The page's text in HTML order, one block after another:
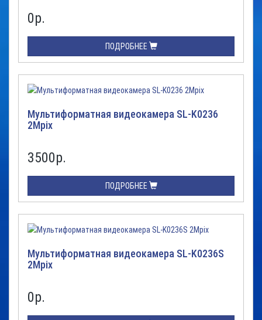
0р.
ПОДРОБНЕЕ
Мультиформатная видеокамера SL-K0236
2Mpix
3500р.
ПОДРОБНЕЕ
Мультиформатная видеокамера SL-K0236S
2Mpix
0р.